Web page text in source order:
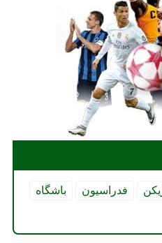
فدراسیون
باشگاه